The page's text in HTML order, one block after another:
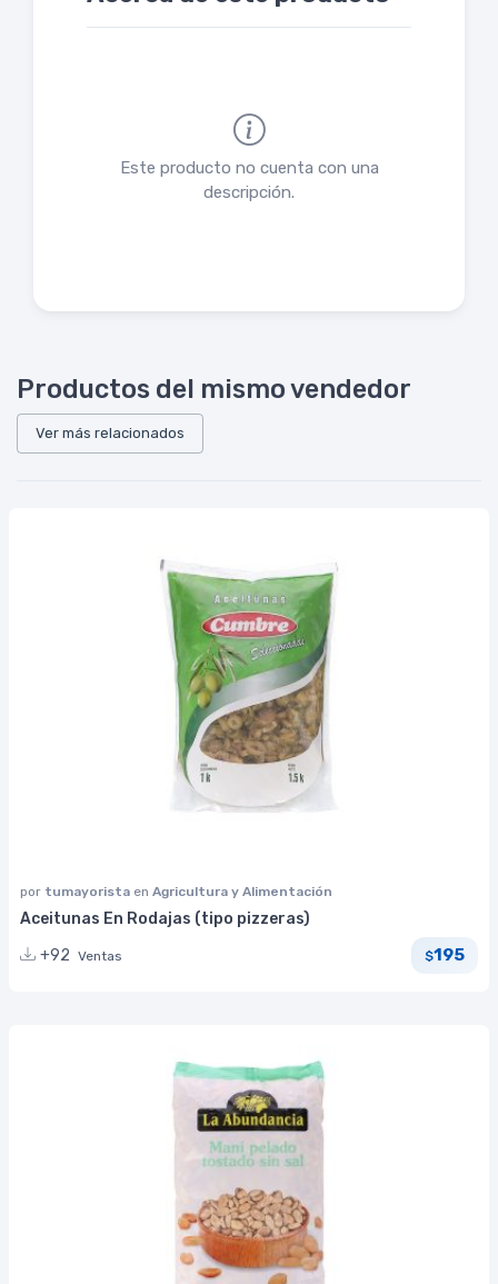
Este producto no cuenta con una
descripción.
Productos del mismo vendedor
Ver más relacionados
por tumayorista en Agricultura y Alimentación
Aceitunas En Rodajas (tipo pizzeras)
+92 Ventas $195